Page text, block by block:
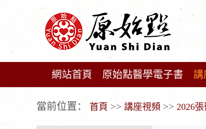
網站首頁 原始點醫學電子書 講
當前位置： 首頁 >> 講座視頻 >> 2026